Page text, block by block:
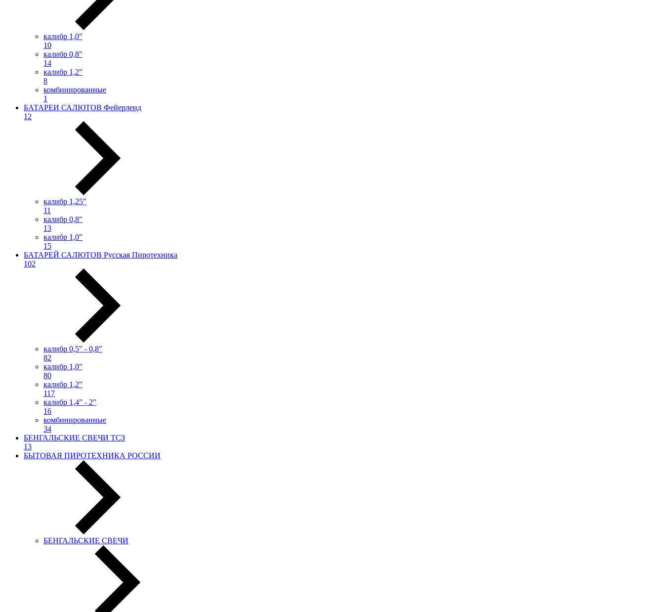
калибр 1,0"
10
калибр 0,8"
14
калибр 1,2"
8
комбинированные
1
БАТАРЕИ САЛЮТОВ Фейерленд
12
калибр 1,25"
11
калибр 0,8"
13
калибр 1,0"
15
БАТАРЕЙ САЛЮТОВ Русская Пиротехника
102
калибр 0,5" - 0,8"
82
калибр 1,0"
80
калибр 1,2"
117
калибр 1,4" - 2"
16
комбинированные
34
БЕНГАЛЬСКИЕ СВЕЧИ ТСЗ
13
БЫТОВАЯ ПИРОТЕХНИКА РОССИИ
БЕНГАЛЬСКИЕ СВЕЧИ